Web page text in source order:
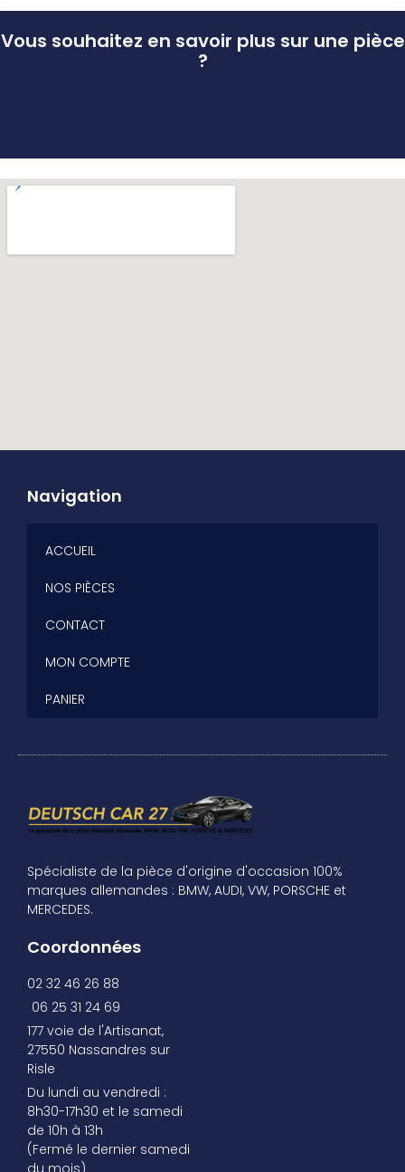
Vous souhaitez en savoir plus sur une pièce
?
Navigation
ACCUEIL
NOS PIÈCES
CONTACT
MON COMPTE
PANIER
Spécialiste de la pièce d'origine d'occasion 100%
marques allemandes : BMW, AUDI, VW, PORSCHE et
MERCEDES.
Coordonnées
02 32 46 26 88
06 25 31 24 69
177 voie de l'Artisanat,
27550 Nassandres sur
Risle
Du lundi au vendredi :
8h30-17h30 et le samedi
de 10h à 13h
(Fermé le dernier samedi
du mois)